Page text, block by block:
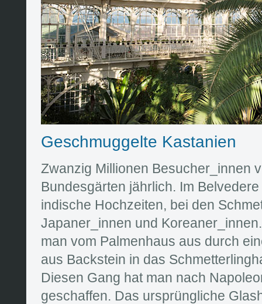
Geschmuggelte Kastanien
Zwanzig Millionen Besucher_innen
Bundesgärten jährlich. Im
indische Hochzeiten, bei den
Japaner_innen und
man vom Palmenhaus aus durch
aus Backstein in das
Diesen Gang hat man nach
geschaffen. Das ursprüngliche